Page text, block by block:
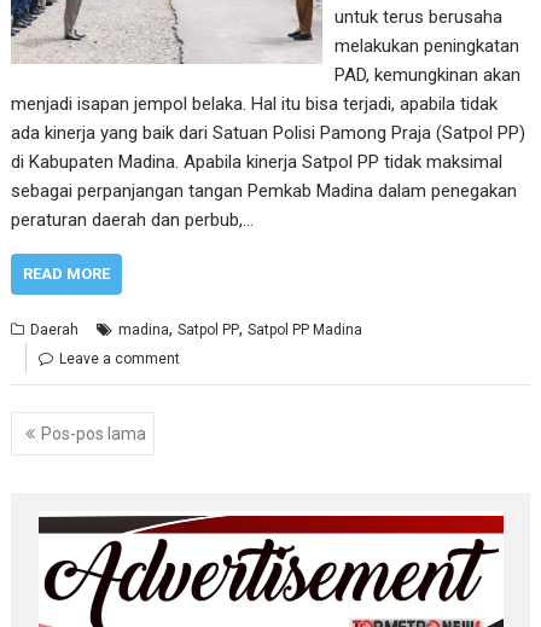
untuk terus berusaha
melakukan peningkatan
PAD, kemungkinan akan
menjadi isapan jempol belaka. Hal itu bisa terjadi, apabila tidak
ada kinerja yang baik dari Satuan Polisi Pamong Praja (Satpol PP)
di Kabupaten Madina. Apabila kinerja Satpol PP tidak maksimal
sebagai perpanjangan tangan Pemkab Madina dalam penegakan
peraturan daerah dan perbub,…
READ MORE
Daerah madina,Satpol PP,Satpol PP Madina
Leave a comment
Navigasi
pos
Pos-pos lama